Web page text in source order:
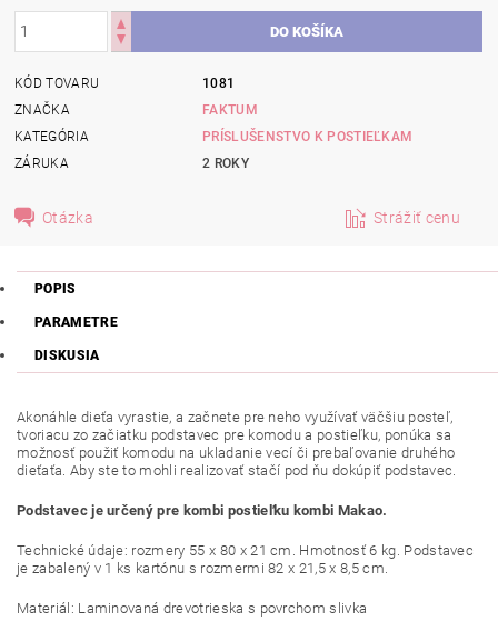
KÓD TOVARU
1081
ZNAČKA
FAKTUM
KATEGÓRIA
PRÍSLUŠENSTVO K POSTIEĽKAM
ZÁRUKA
2 ROKY
Otázka Strážiť cenu
POPIS
PARAMETRE
DISKUSIA
Akonáhle dieťa vyrastie, a začnete pre neho využívať väčšiu posteľ,
tvoriacu zo začiatku podstavec pre komodu a postieľku, ponúka sa
možnosť použiť komodu na ukladanie vecí či prebaľovanie druhého
dieťaťa. Aby ste to mohli realizovať stačí pod ňu dokúpiť podstavec.
Podstavec je určený pre kombi postieľku kombi Makao.
Technické údaje: rozmery 55 x 80 x 21 cm. Hmotnosť 6 kg. Podstavec
je zabalený v 1 ks kartónu s rozmermi 82 x 21,5 x 8,5 cm.
Materiál: Laminovaná drevotrieska s povrchom slivka